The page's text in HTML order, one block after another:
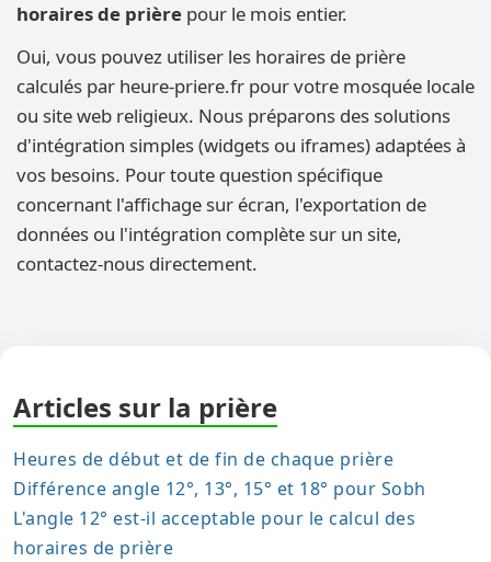
horaires de prière pour le mois entier.
Oui, vous pouvez utiliser les horaires de prière
calculés par heure-priere.fr pour votre mosquée locale
ou site web religieux. Nous préparons des solutions
d'intégration simples (widgets ou iframes) adaptées à
vos besoins. Pour toute question spécifique
concernant l'affichage sur écran, l'exportation de
données ou l'intégration complète sur un site,
contactez-nous directement.
Articles sur la prière
Heures de début et de fin de chaque prière
Différence angle 12°, 13°, 15° et 18° pour Sobh
L'angle 12° est-il acceptable pour le calcul des
horaires de prière